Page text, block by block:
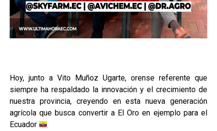
Hoy, junto a Vito Muñoz Ugarte, orense referente que
siempre ha respaldado la innovación y el crecimiento de
nuestra provincia, creyendo en esta nueva generación
agrícola que busca convertir a El Oro en ejemplo para el
Ecuador